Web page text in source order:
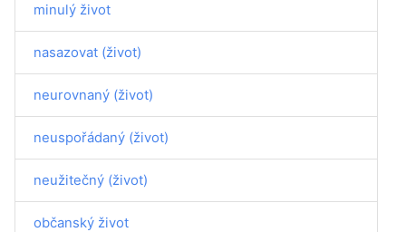
minulý život
nasazovat (život)
neurovnaný (život)
neuspořádaný (život)
neužitečný (život)
občanský život